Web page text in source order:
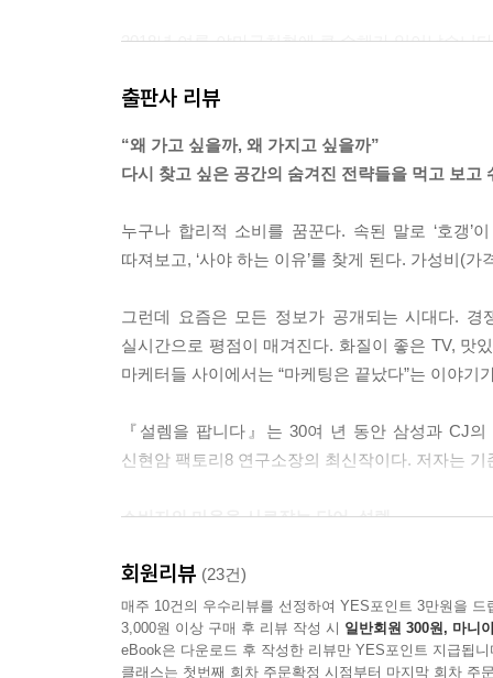
2018년 여름 야마구치현에 큰 수해가 일어났습니
유명한 야마구치현 출신의 만화가 히로카네 겐시
사케를 사는 것만으로도 야마구치현 재건에 보
어」중에서
《포지셔닝》에는 책의 아이디어를 하나의 콘셉
(Lindbergh)라고 쓰여 있습니다. ‘대서양을 횡단
까요? 그런데 왜 삼등인 에어하트까지 써놓았을까
여기에 저자의 탁월함이 담겨 있습니다. 우리에게
는 더러운 세상에서 어떻게 삼등의 이름까지 알
센비키야는 어느 과일은 며칠 후에 먹는 것이 최
수 있습니다. 이뿐 아닙니다. 센비키야가 직접 생
로 방문한다고 합니다. 제품 보는 안목을 기르기
현장에 답이 있습니다. 아무리 열심히 설명을 듣
출판사 리뷰
“왜 가고 싶을까, 왜 가지고 싶을까”
다시 찾고 싶은 공간의 숨겨진 전략들을 먹고 보고
누구나 합리적 소비를 꿈꾼다. 속된 말로 ‘호갱
따져보고, ‘사야 하는 이유’를 찾게 된다. 가성비(
그런데 요즘은 모든 정보가 공개되는 시대다.
실시간으로 평점이 매겨진다. 화질이 좋은 TV, 맛
마케터들 사이에서는 “마케팅은 끝났다”는 이야기
『설렘을 팝니다』는 30여 년 동안 삼성과 CJ
신현암 팩토리8 연구소장의 최신작이다. 저자는
소비자의 마음을 사로잡는 단어, 설렘
설렘은 사전적 의미로 “마음이 가라앉지 아니
느낀다. 오랫동안 준비한 여행을 앞둔 밤이면 마
가성비로 대표되는 이성적인 체크리스트 따위는
회원리뷰 (23건)
매주 10건의 우수리뷰를 선정하여 YES포인트 3만원을 드
3,000원 이상 구매 후 리뷰 작성 시 일반회원 300원, 마니
eBook은 다운로드 후 작성한 리뷰만 YES포인트 지급됩니
클래스는 첫번째 회차 주문확정 시점부터 마지막 회차 주